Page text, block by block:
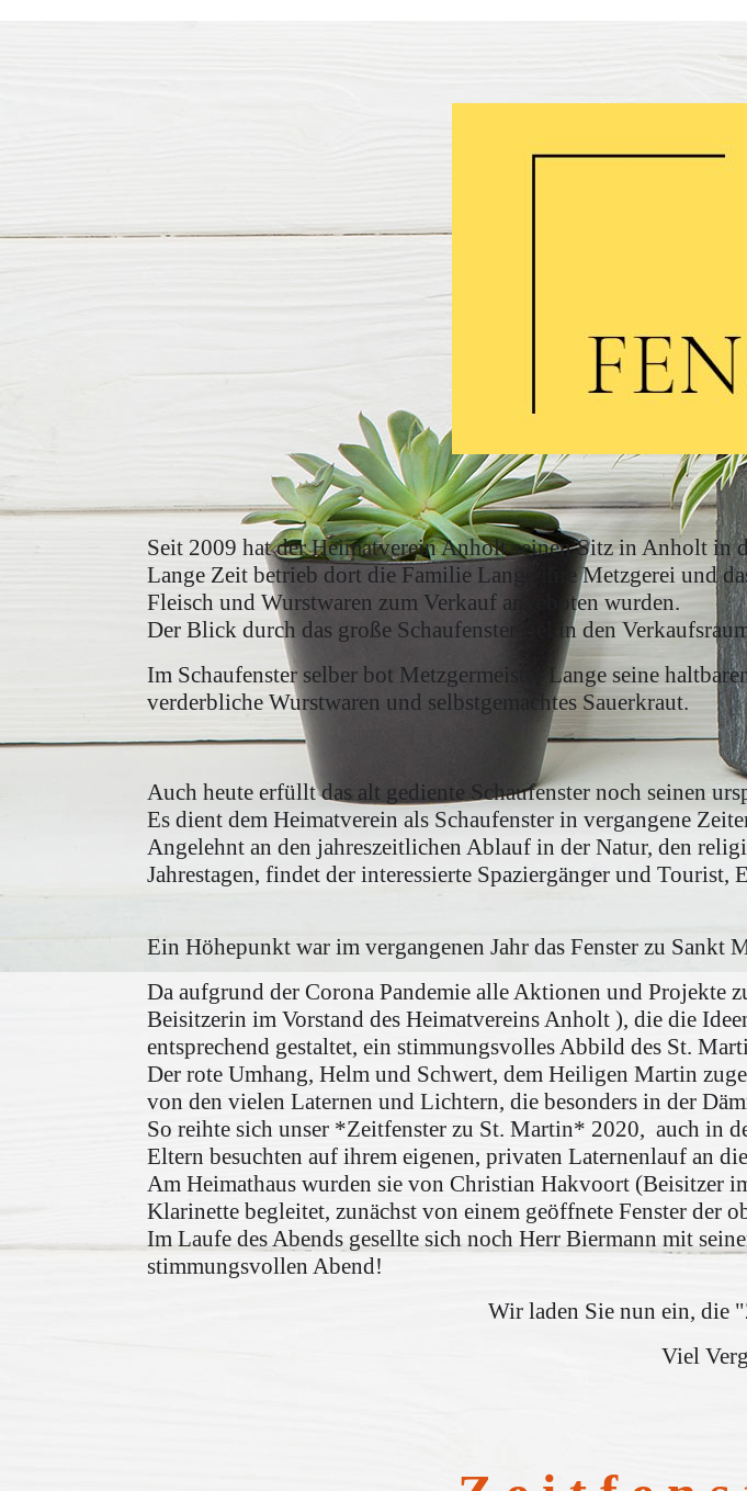
Seit 2009 hat der Heimatverein Anholt seinen Sitz in Anholt in
Lange Zeit betrieb dort die Familie Lange ihre Metzgerei und
Fleisch und Wurstwaren zum Verkauf angeboten wurden.
Der Blick durch das große Schaufenster fiel in den
Im Schaufenster selber bot Metzgermeister Lange seine
verderbliche Wurstwaren und selbstgemachtes Sauerkraut.
Auch heute erfüllt das alt gediente Schaufenster noch seinen
Es dient dem Heimatverein als Schaufenster in vergangene
Angelehnt an den jahreszeitlichen Ablauf in der Natur, den
Jahrestagen, findet der interessierte Spaziergänger und
Ein Höhepunkt war im vergangenen Jahr das Fenster zu Sankt
Da aufgrund der Corona Pandemie alle Aktionen und Projekte
Beisitzerin im Vorstand des Heimatvereins Anholt ), die die
entsprechend gestaltet, ein stimmungsvolles Abbild des St.
Der rote Umhang, Helm und Schwert, dem Heiligen Martin
von den vielen Laternen und Lichtern, die besonders in der
So reihte sich unser *Zeitfenster zu St. Martin* 2020, auch in
Eltern besuchten auf ihrem eigenen, privaten Laternenlauf an
Am Heimathaus wurden sie von Christian Hakvoort (Beisitzer
Klarinette begleitet, zunächst von einem geöffnete Fenster der
Im Laufe des Abends gesellte sich noch Herr Biermann mit
stimmungsvollen Abend!
Wir laden Sie nun ein, die
Viel